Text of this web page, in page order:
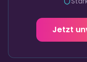
Jetzt